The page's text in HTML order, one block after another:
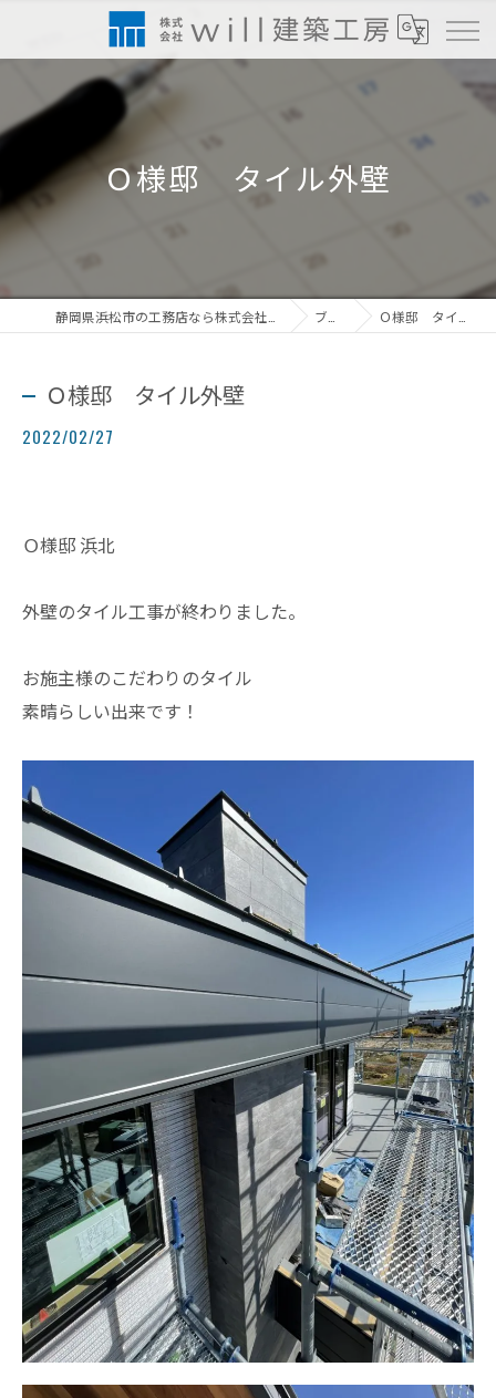
Ｏ様邸 タイル外壁
ブログ Ｏ様邸 タイル外壁
Ｏ様邸 タイル外壁
2022/02/27
Ｏ様邸 浜北
外壁のタイル工事が終わりました。
お施主様のこだわりのタイル
素晴らしい出来です！